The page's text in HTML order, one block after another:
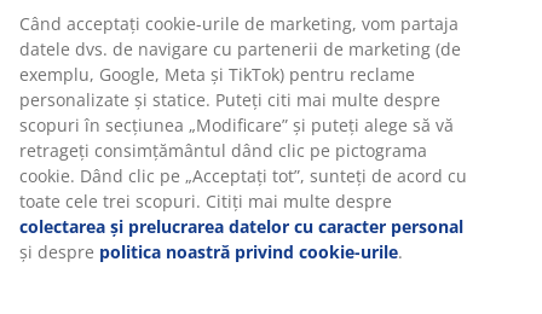
Recenzii
(4)
Livrare
nostru web. Cookie-urile colectează informații despre dvs.
pentru a securiza funcționalitatea, statisticile și setările
relevante de marketing.
Când acceptați cookie-urile de marketing, vom partaja
datele dvs. de navigare cu partenerii de marketing (de
exemplu, Google, Meta și TikTok) pentru reclame
personalizate și statice. Puteți citi mai multe despre
scopuri în secțiunea „Modificare” și puteți alege să vă
retrageți consimțământul dând clic pe pictograma cookie.
Dând clic pe „Acceptați tot”, sunteți de acord cu toate cele